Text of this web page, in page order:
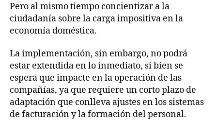
Pero al mismo tiempo concientizar a la
ciudadanía sobre la carga impositiva en la
economía doméstica.
La implementación, sin embargo, no podrá
estar extendida en lo inmediato, si bien se
espera que impacte en la operación de las
compañías, ya que requiere un corto plazo de
adaptación que conlleva ajustes en los sistemas
de facturación y la formación del personal.